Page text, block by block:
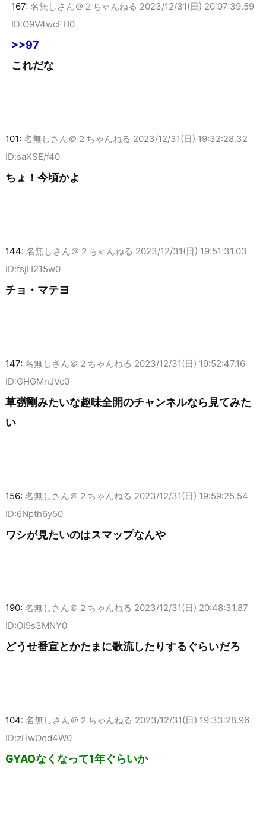
167: 名無しさん＠２ちゃんねる 2023/12/31(日) 20:07:39.59
ID:O9V4wcFH0
>>97
これだな
101: 名無しさん＠２ちゃんねる 2023/12/31(日) 19:32:28.32
ID:saXSE/f40
ちょ！今頃かよ
144: 名無しさん＠２ちゃんねる 2023/12/31(日) 19:51:31.03
ID:fsjH215w0
チョ・マテヨ
147: 名無しさん＠２ちゃんねる 2023/12/31(日) 19:52:47.16
ID:GHGMnJVc0
草彅剛みたいな趣味全開のチャンネルなら見てみた
い
156: 名無しさん＠２ちゃんねる 2023/12/31(日) 19:59:25.54
ID:6Npth6y50
ワシが見たいのはスマップなんや
190: 名無しさん＠２ちゃんねる 2023/12/31(日) 20:48:31.87
ID:OI9s3MNY0
どうせ番宣とかたまに歌流したりするぐらいだろ
104: 名無しさん＠２ちゃんねる 2023/12/31(日) 19:33:28.96
ID:zHwOod4W0
GYAOなくなって1年ぐらいか